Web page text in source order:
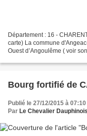
Département : 16 -
carte) La commune
Ouest d’Angoulême ( voir
Bourg fortifié de
Publié le 27/12/2015 à 07:10
Par Le Chevalier Dauphinois